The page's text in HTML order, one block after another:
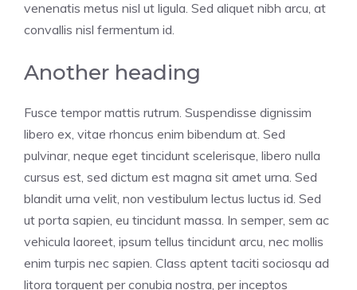
venenatis metus nisl ut ligula. Sed aliquet nibh arcu, at
convallis nisl fermentum id.
Another heading
Fusce tempor mattis rutrum. Suspendisse dignissim
libero ex, vitae rhoncus enim bibendum at. Sed
pulvinar, neque eget tincidunt scelerisque, libero nulla
cursus est, sed dictum est magna sit amet urna. Sed
blandit urna velit, non vestibulum lectus luctus id. Sed
ut porta sapien, eu tincidunt massa. In semper, sem ac
vehicula laoreet, ipsum tellus tincidunt arcu, nec mollis
enim turpis nec sapien. Class aptent taciti sociosqu ad
litora torquent per conubia nostra, per inceptos